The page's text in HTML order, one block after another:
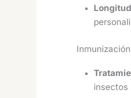
insectos